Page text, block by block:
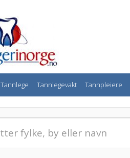
Tannlege Tannlegevakt Tannpleiere